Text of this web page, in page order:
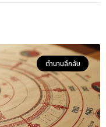
ตำนานลึกลับ